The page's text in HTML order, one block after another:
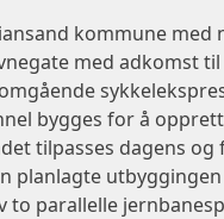
kommune med
med adkomst
bygges for å
tilpasses dagens
planlagte
parallelle